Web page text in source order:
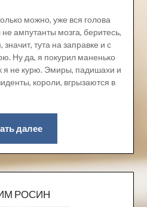
можно, уже вся голова
ампутанты мозга, беритесь,
тута на заправке и с
Ну да, я покурил маненько
я не курю. Эмиры, падишахи и
короли, вгрызаются в
далее
РОСИН